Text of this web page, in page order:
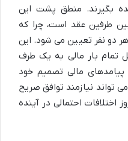
بگیرند. منطق پشت این
بین طرفین عقد است، چرا که
دو نفر تعیین می شود. این
تمام بار مالی به یک طرف
مالی تصمیم خود
تواند نیازمند توافق صریح
اختلافات احتمالی در آینده